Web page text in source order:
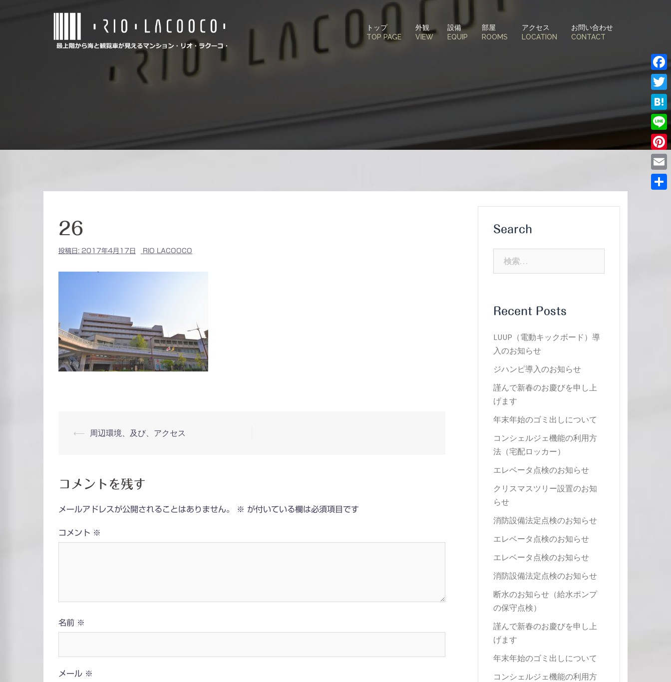
トップ
TOP PAGE
外観
VIEW
設備
EQUIP
部屋
ROOMS
アクセス
LOCATION
お問い合わせ
CONTACT
26
投稿日: 2017年4月17日 RIO LACOOCO
投
ナ
ビ
ゲ
ョ
ン
⟵ 周辺環境、及び、アクセス
コメントを残す
メールアドレスが公開されることはありません。 ※ が付いている欄は必須項目です
コメント ※
名前 ※
メール ※
Search
Recent Posts
LUUP（電動キックボード）導
入のお知らせ
ジハンピ導入のお知らせ
謹んで新春のお慶びを申し上
げます
年末年始のゴミ出しについて
コンシェルジェ機能の利用方
法（宅配ロッカー）
エレベータ点検のお知らせ
クリスマスツリー設置のお知
らせ
消防設備法定点検のお知らせ
エレベータ点検のお知らせ
エレベータ点検のお知らせ
消防設備法定点検のお知らせ
断水のお知らせ（給水ポンプ
の保守点検）
謹んで新春のお慶びを申し上
げます
年末年始のゴミ出しについて
コンシェルジェ機能の利用方
Line
Email